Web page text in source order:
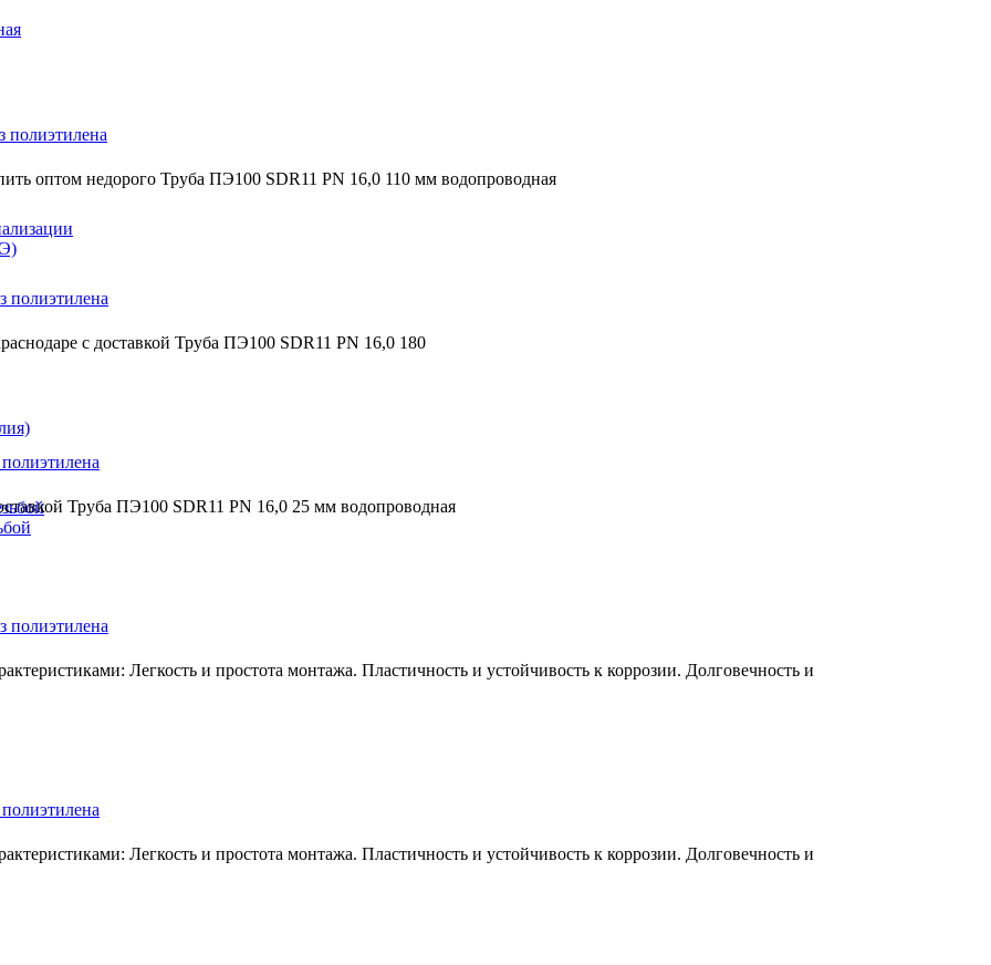
полиэтилена
оптом недорого Труба ПЭ100 SDR11 PN 16,0 110 мм водопроводная
полиэтилена
с доставкой Труба ПЭ100 SDR11 PN 16,0 180
Труба ПЭ100 SDR11 PN 16,0 25 мм водопроводная
полиэтилена
Легкость и простота монтажа. Пластичность и устойчивость к коррозии. Долговечность и
Легкость и простота монтажа. Пластичность и устойчивость к коррозии. Долговечность и